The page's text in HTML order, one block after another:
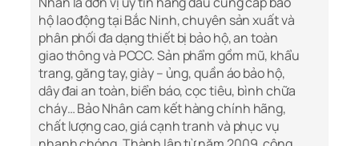
hộ lao động tại Bắc Ninh, chuyên sản xuất và
phân phối đa dạng thiết bị bảo hộ, an toàn
giao thông và PCCC. Sản phẩm gồm mũ, khẩu
trang, găng tay, giày – ủng, quần áo bảo hộ,
dây đai an toàn, biển báo, cọc tiêu, bình chữa
cháy… Bảo Nhân cam kết hàng chính hãng,
chất lượng cao, giá cạnh tranh và phục vụ